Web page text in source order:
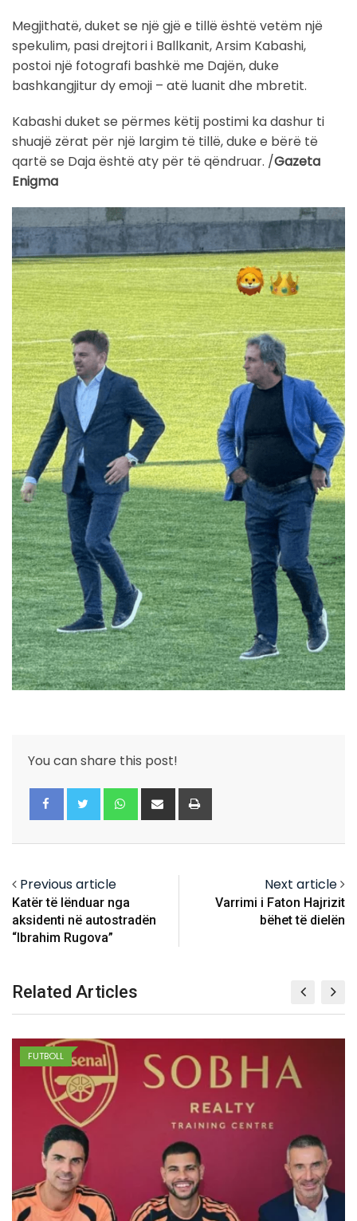
Megjithatë, duket se një gjë e tillë është vetëm një
spekulim, pasi drejtori i Ballkanit, Arsim Kabashi,
postoi një fotografi bashkë me Dajën, duke
bashkangjitur dy emoji – atë luanit dhe mbretit.
Kabashi duket se përmes këtij postimi ka dashur ti
shuajë zërat për një largim të tillë, duke e bërë të
qartë se Daja është aty për të qëndruar. /Gazeta
Enigma
You can share this post!
Whatsapp
Share
via
Previous article
Katër të lënduar nga
aksidenti në autostradën
“Ibrahim Rugova”
Next article
Varrimi i Faton Hajrizit
bëhet të dielën
Related Articles
FUTBOLL